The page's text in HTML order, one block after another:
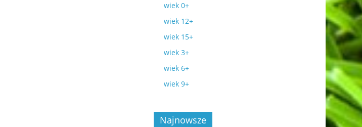
wiek 0+
wiek 12+
wiek 15+
wiek 3+
wiek 6+
wiek 9+
Najnowsze